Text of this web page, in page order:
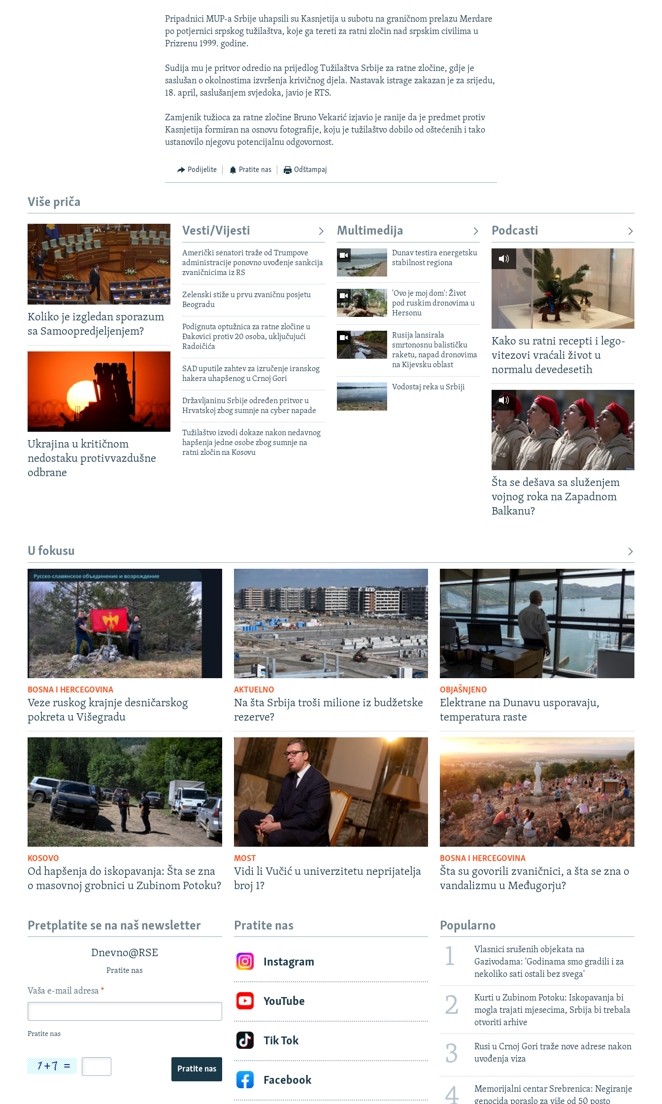
NASTANAK I RASPAD JUGOSLAVIJE
Pripadnici MUP-a Srbije uhapsili su Kasnjetija u subotu na graničnom prelazu Merdare
po potjernici srpskog tužilaštva, koje ga tereti za ratni zločin nad srpskim civilima u
Prizrenu 1999. godine.
Sudija mu je pritvor odredio na prijedlog Tužilaštva Srbije za ratne zločine, gdje je
saslušan o okolnostima izvršenja krivičnog djela. Nastavak istrage zakazan je za srijedu,
18. april, saslušanjem svjedoka, javio je RTS.
Zamjenik tužioca za ratne zločine Bruno Vekarić izjavio je ranije da je predmet protiv
Kasnjetija formiran na osnovu fotografije, koju je tužilaštvo dobilo od oštećenih i tako
ustanovilo njegovu potencijalnu odgovornost.
Podijelite Pratite nas Odštampaj
Više priča
Koliko je izgledan sporazum
sa Samoopredjeljenjem?
Ukrajina u kritičnom
nedostaku protivvazdušne
odbrane
Vesti/Vijesti
Američki senatori traže od Trumpove
administracije ponovno uvođenje sankcija
zvaničnicima iz RS
Zelenski stiže u prvu zvaničnu posjetu
Beogradu
Podignuta optužnica za ratne zločine u
Đakovici protiv 20 osoba, uključujući
Radoičića
SAD uputile zahtev za izručenje iranskog
hakera uhapšenog u Crnoj Gori
Državljaninu Srbije određen pritvor u
Hrvatskoj zbog sumnje na cyber napade
Tužilaštvo izvodi dokaze nakon nedavnog
hapšenja jedne osobe zbog sumnje na
ratni zločin na Kosovu
Multimedija
Dunav testira energetsku
stabilnost regiona
'Ovo je moj dom': Život
pod ruskim dronovima u
Hersonu
Rusija lansirala
smrtonosnu balističku
raketu, napad dronovima
na Kijevsku oblast
Vodostaj reka u Srbiji
Podcasti
Kako su ratni recepti i lego-
vitezovi vraćali život u
normalu devedesetih
Šta se dešava sa služenjem
vojnog roka na Zapadnom
Balkanu?
U fokusu
BOSNA I HERCEGOVINA
Veze ruskog krajnje desničarskog
pokreta u Višegradu
AKTUELNO
Na šta Srbija troši milione iz budžetske
rezerve?
OBJAŠNJENO
Elektrane na Dunavu usporavaju,
temperatura raste
KOSOVO
Od hapšenja do iskopavanja: Šta se zna
o masovnoj grobnici u Zubinom Potoku?
MOST
Vidi li Vučić u univerzitetu neprijatelja
broj 1?
BOSNA I HERCEGOVINA
Šta su govorili zvaničnici, a šta se zna o
vandalizmu u Međugorju?
Pretplatite se na naš newsletter
Dnevno@RSE
Pratite nas
Vaša e-mail adresa *
Pratite nas
Pratite nas
Pratite nas
Instagram
YouTube
Tik Tok
Facebook
Popularno
1
Vlasnici srušenih objekata na
Gazivodama: 'Godinama smo gradili i za
nekoliko sati ostali bez svega'
2
Kurti u Zubinom Potoku: Iskopavanja bi
mogla trajati mjesecima, Srbija bi trebala
otvoriti arhive
3
Rusi u Crnoj Gori traže nove adrese nakon
uvođenja viza
4
Memorijalni centar Srebrenica: Negiranje
genocida poraslo za više od 50 posto